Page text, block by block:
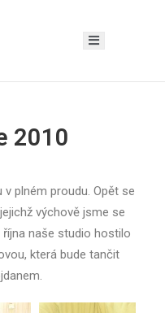
2010
v plném proudu. Opět se
výchově jsme se
naše studio hostilo
která bude tančit